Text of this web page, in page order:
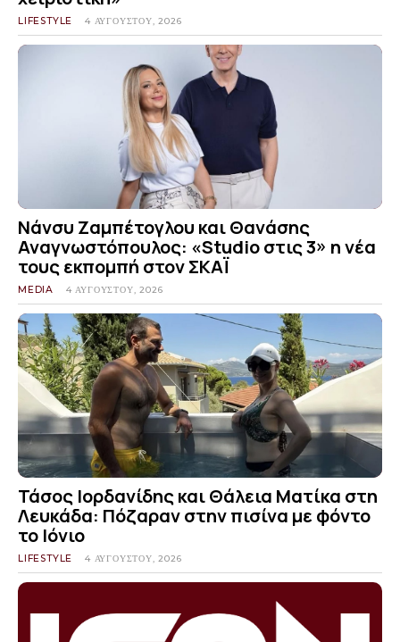
LIFESTYLE 4 ΑΥΓΟΎΣΤΟΥ, 2026
Νάνσυ Ζαμπέτογλου και Θανάσης
Αναγνωστόπουλος: «Studio στις 3» η νέα
τους εκπομπή στον ΣΚΑΪ
MEDIA 4 ΑΥΓΟΎΣΤΟΥ, 2026
Τάσος Ιορδανίδης και Θάλεια Ματίκα στη
Λευκάδα: Πόζαραν στην πισίνα με φόντο
το Ιόνιο
LIFESTYLE 4 ΑΥΓΟΎΣΤΟΥ, 2026